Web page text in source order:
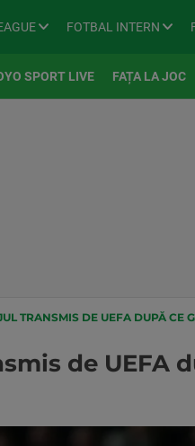
FOTBAL INTERN
SPORT LIVE FAȚA LA JOC
TRANSMIS DE UEFA DUPĂ CE
de UEFA